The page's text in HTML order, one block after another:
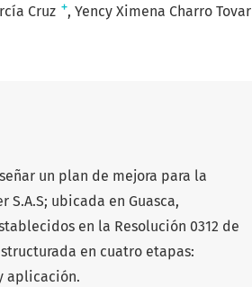
Cruz + Yency Ximena Charro Tovar
un plan de mejora para la
S.A.S; ubicada en Guasca,
en la Resolución 0312 de
en cuatro etapas:
aplicación.